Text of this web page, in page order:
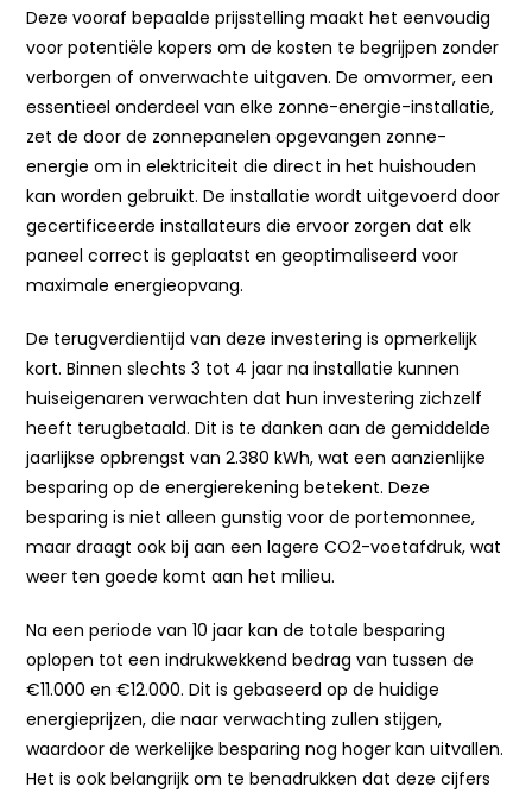
Deze vooraf bepaalde prijsstelling maakt het eenvoudig
voor potentiële kopers om de kosten te begrijpen zonder
verborgen of onverwachte uitgaven. De omvormer, een
essentieel onderdeel van elke zonne-energie-installatie,
zet de door de zonnepanelen opgevangen zonne-
energie om in elektriciteit die direct in het huishouden
kan worden gebruikt. De installatie wordt uitgevoerd door
gecertificeerde installateurs die ervoor zorgen dat elk
paneel correct is geplaatst en geoptimaliseerd voor
maximale energieopvang.
De terugverdientijd van deze investering is opmerkelijk
kort. Binnen slechts 3 tot 4 jaar na installatie kunnen
huiseigenaren verwachten dat hun investering zichzelf
heeft terugbetaald. Dit is te danken aan de gemiddelde
jaarlijkse opbrengst van 2.380 kWh, wat een aanzienlijke
besparing op de energierekening betekent. Deze
besparing is niet alleen gunstig voor de portemonnee,
maar draagt ook bij aan een lagere CO2-voetafdruk, wat
weer ten goede komt aan het milieu.
Na een periode van 10 jaar kan de totale besparing
oplopen tot een indrukwekkend bedrag van tussen de
€11.000 en €12.000. Dit is gebaseerd op de huidige
energieprijzen, die naar verwachting zullen stijgen,
waardoor de werkelijke besparing nog hoger kan uitvallen.
Het is ook belangrijk om te benadrukken dat deze cijfers